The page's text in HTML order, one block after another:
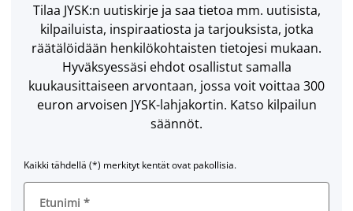
Tilaa JYSK:n uutiskirje ja saa tietoa mm. uutisista,
kilpailuista, inspiraatiosta ja tarjouksista, jotka
räätälöidään henkilökohtaisten tietojesi mukaan.
Hyväksyessäsi ehdot osallistut samalla
kuukausittaiseen arvontaan, jossa voit voittaa 300
euron arvoisen JYSK-lahjakortin. Katso kilpailun
säännöt.
Kaikki tähdellä (*) merkityt kentät ovat pakollisia.
Etunimi *